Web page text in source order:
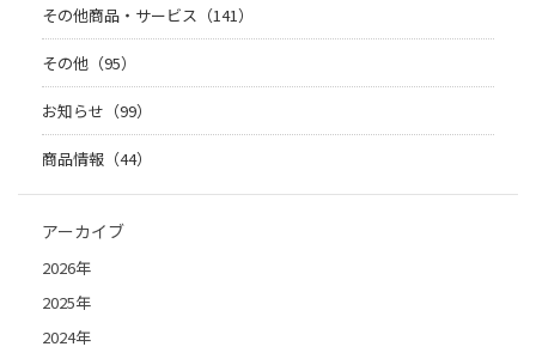
その他商品・サービス（141）
その他（95）
お知らせ（99）
商品情報（44）
アーカイブ
2026年
2025年
2024年